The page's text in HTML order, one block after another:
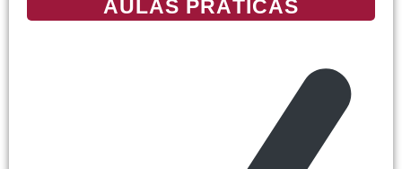
AULAS PRÁTICAS